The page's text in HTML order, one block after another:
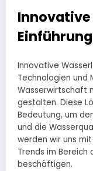
Innovative
Einführung
Innovative
Technologien und
Wasserwirtschaft
gestalten. Diese
Bedeutung, um
und die
werden wir uns
Trends im Bereich
beschäftigen.